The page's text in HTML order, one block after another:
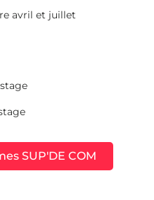
avril et juillet
SUP'DE COM